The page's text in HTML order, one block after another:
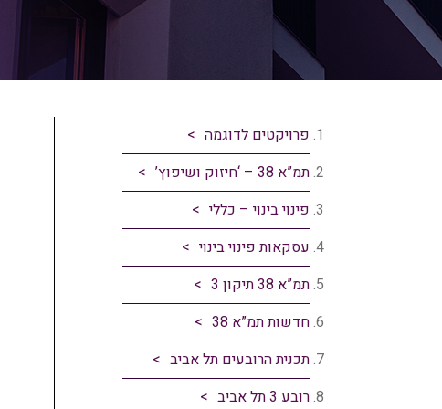
פרויקטים לדוגמה
תמ”א 38 – ‘חיזוק ושיפוץ’
פינוי בינוי – כללי
עסקאות פינוי בינוי
תמ”א 38 תיקון 3
חדשות תמ”א 38
תכנית הרובעים תל אביב
רובע 3 תל אביב